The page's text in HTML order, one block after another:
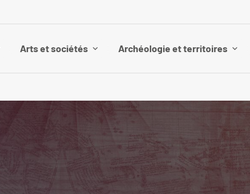
Arts et sociétés Archéologie et territoires